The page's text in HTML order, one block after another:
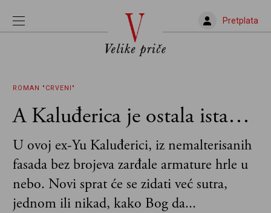
Pretplata
ROMAN "CRVENI"
A Kaluđerica je ostala ista…
U ovoj ex-Yu Kaluđerici, iz nemalterisanih
fasada bez brojeva zarđale armature hrle u
nebo. Novi sprat će se zidati već sutra,
jednom ili nikad, kako Bog da...